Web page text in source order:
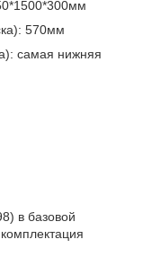
570мм
самая нижняя
в базовой